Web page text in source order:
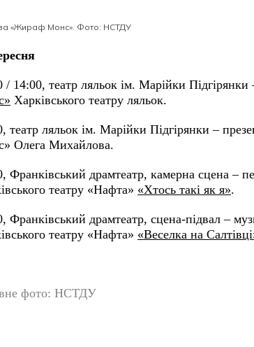
«Жираф Монс». Фото: НСТДУ
/ 14:00, театр ляльок ім. Марійки Підгірянки
Харківського театру ляльок.
театр ляльок ім. Марійки Підгірянки –
Олега Михайлова.
Франківський драмтеатр, камерна сцена –
театру «Нафта» «Хтось такі як я».
Франківський драмтеатр, сцена-підвал –
театру «Нафта» «Веселка на
фото: НСТДУ